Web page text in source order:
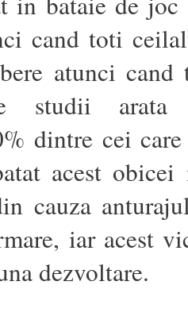
cand toti
atunci cand
studii
dintre cei
acest
cauza
iar acest
dezvoltare.